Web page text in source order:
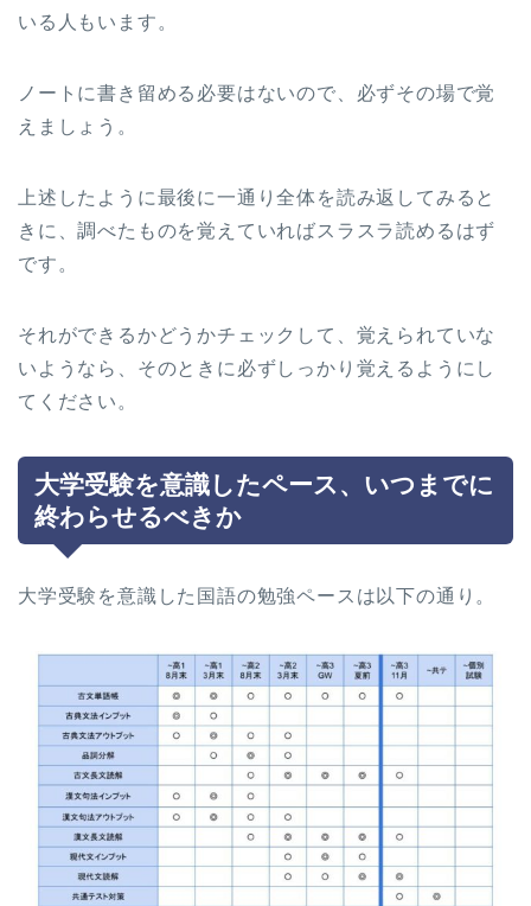
いる人もいます。
ノートに書き留める必要はないので、必ずその場で覚
えましょう。
上述したように最後に一通り全体を読み返してみると
きに、調べたものを覚えていればスラスラ読めるはず
です。
それができるかどうかチェックして、覚えられていな
いようなら、そのときに必ずしっかり覚えるようにし
てください。
大学受験を意識したペース、いつまでに
終わらせるべきか
大学受験を意識した国語の勉強ペースは以下の通り。